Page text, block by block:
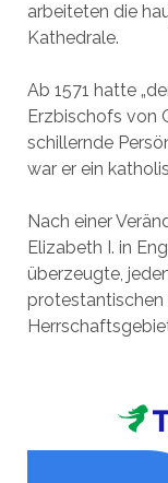
arbeiteten die
Kathedrale.
Ab 1571 hatte
Erzbischofs von
schillernde
war er ein
Nach einer
Elizabeth I. in
überzeugte,
protestantischen